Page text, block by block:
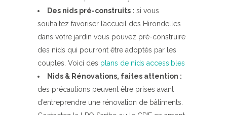
Des nids pré-construits : si vous
souhaitez favoriser l’accueil des Hirondelles
dans votre jardin vous pouvez pré-construire
des nids qui pourront être adoptés par les
couples. Voici des plans de nids accessibles
Nids & Rénovations, faites attention :
des précautions peuvent être prises avant
d’entreprendre une rénovation de bâtiments.